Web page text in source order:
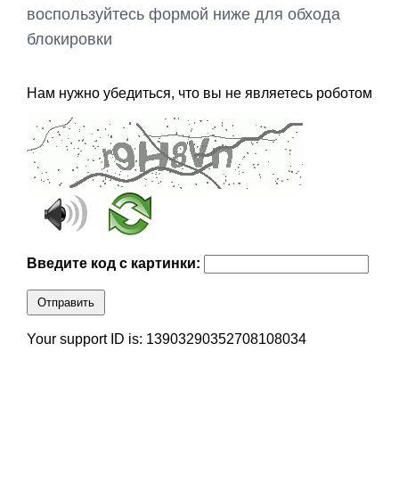
воспользуйтесь формой ниже для обхода
блокировки
Нам нужно убедиться, что вы не являетесь роботом
Введите код с картинки:
Отправить
Your support ID is: 13903290352708108034